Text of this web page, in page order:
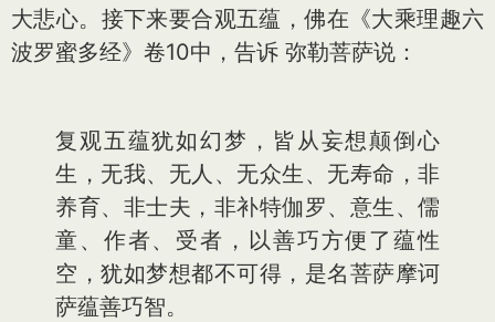
大悲心。接下来要合观五蕴，佛在《大乘理趣六
波罗蜜多经》卷10中，告诉 弥勒菩萨说：
复观五蕴犹如幻梦，皆从妄想颠倒心
生，无我、无人、无众生、无寿命，非
养育、非士夫，非补特伽罗、意生、儒
童、作者、受者，以善巧方便了蕴性
空，犹如梦想都不可得，是名菩萨摩诃
萨蕴善巧智。